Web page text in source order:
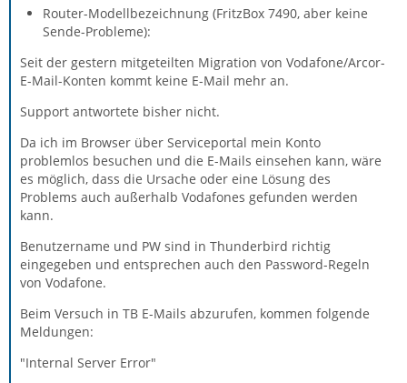
Router-Modellbezeichnung (FritzBox 7490, aber keine
Sende-Probleme):
Seit der gestern mitgeteilten Migration von Vodafone/Arcor-
E-Mail-Konten kommt keine E-Mail mehr an.
Support antwortete bisher nicht.
Da ich im Browser über Serviceportal mein Konto
problemlos besuchen und die E-Mails einsehen kann, wäre
es möglich, dass die Ursache oder eine Lösung des
Problems auch außerhalb Vodafones gefunden werden
kann.
Benutzername und PW sind in Thunderbird richtig
eingegeben und entsprechen auch den Password-Regeln
von Vodafone.
Beim Versuch in TB E-Mails abzurufen, kommen folgende
Meldungen:
"Internal Server Error"